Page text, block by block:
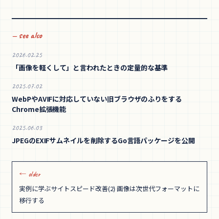
— see also
2026.02.25
「画像を軽くして」と言われたときの定量的な基準
2025.07.02
WebPやAVIFに対応していない旧ブラウザのふりをする
Chrome拡張機能
2025.06.03
JPEGのEXIFサムネイルを削除するGo言語パッケージを公開
← older
実例に学ぶサイトスピード改善(2) 画像は次世代フォーマットに
移行する